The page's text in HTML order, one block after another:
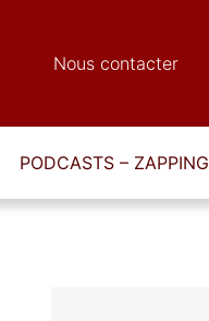
Nous contacter
PODCASTS – ZAPPING